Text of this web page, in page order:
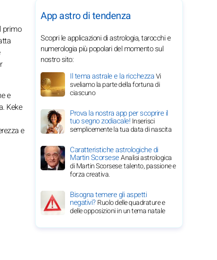
primo
e
Keke
e
App astro di tendenza
Scopri le applicazioni di astrologia, tarocchi e
numerologia più popolari del momento sul
nostro sito:
Il tema astrale e la ricchezzaVi
sveliamo la parte della fortuna di
ciascuno
Prova la nostra app per scoprire il
tuo segno zodiacale!Inserisci
semplicemente la tua data di nascita
Caratteristiche astrologiche di
Martin ScorseseAnalisi astrologica
di Martin Scorsese: talento, passione e
forza creativa.
Bisogna temere gli aspetti
negativi?Ruolo delle quadrature e
delle opposizioni in un tema natale